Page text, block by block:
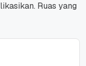
Ruas yang